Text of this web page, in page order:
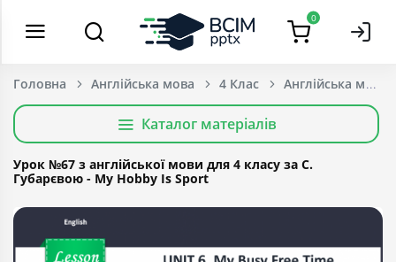
0
Головна Англійська мова 4 Клас
Каталог матеріалів
Урок №67 з англійської мови для 4 класу за С.
Губарєвою - My Hobby Is Sport